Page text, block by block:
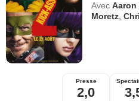
Avec Aaron
Moretz,
Presse
2,0